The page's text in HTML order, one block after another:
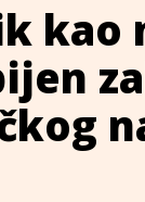
kao